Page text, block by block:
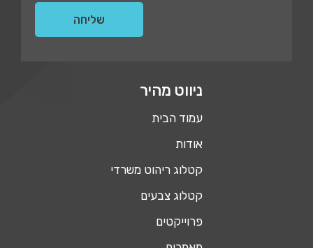
ניווט מהיר
עמוד הבית
אודות
קטלוג ריהוט משרדי
קטלוג צבעים
פרוייקטים